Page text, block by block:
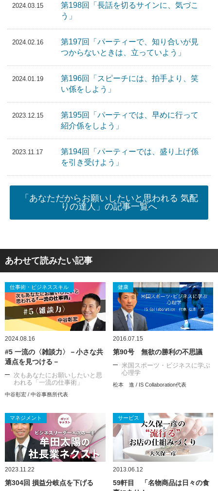
2024.03.15
第198回「長話を切るサインに、気づこ
う」
2024.02.16
第197回「パーティーで、知り合いが見
つからないときは、立っていよう」
2024.01.19
第196回「スピーチには、拍手より、笑
い係をしよう」
2023.12.15
第195回「パーティでは、早めに行って
紹介係をしよう」
2023.11.17
第194回「パーティーでは、盛り上げ係
を引き受けよう」
「あなただからお願いしたいと思われる 気配
りの達人」の記事一覧へ
あわせて読みたい記事
仕事術・ビジネススキル
2024.08.16
#5 一流の〈雑談力〉－小さな共
通点を見つける－
次もあなたにお願いしたいと思
われる「一流の仕事術」
中谷彰宏 / 中谷事務所代表
健康
2016.07.15
第90号 無欲の勝利の不思議
米国スポーツ・ビジネスに学ぶ
心理学
松本 進 / IS Collaboration代表
マネジメント
2023.11.22
第304回 損益分岐点を下げる
サービス
2013.06.12
59軒目 「名物商品は日々の食